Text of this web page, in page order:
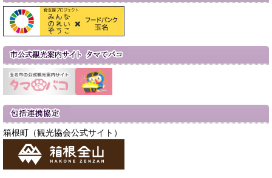
箱根町（観光協会公式サイト）